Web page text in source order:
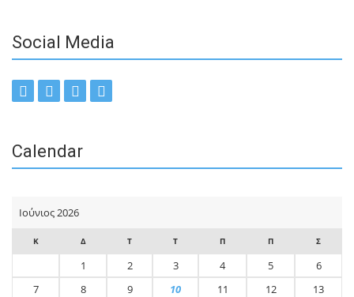
Social Media
Calendar
Ιούνιος 2026
Κ Δ Τ Τ Π Π Σ
1 2 3 4 5
6
7
8 9 10 11 12
13